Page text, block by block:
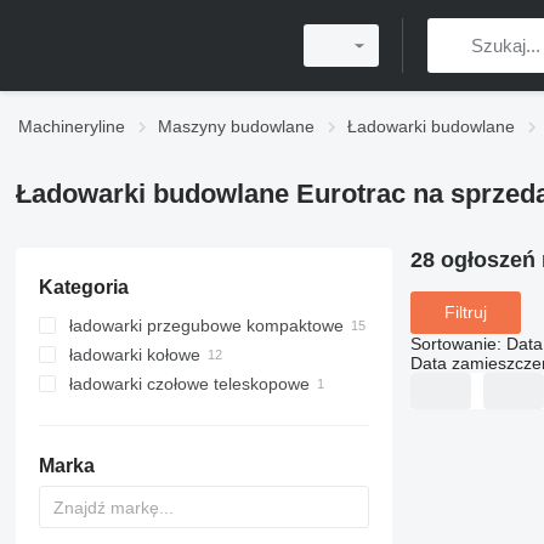
Machineryline Maszyny budowlane Ładowarki budowlane
Ładowarki budowlane Eurotrac na
Kategoria
ładowarki przegubowe kompaktowe
ładowarki kołowe
ładowarki czołowe teleskopowe
Marka
28
Filtruj
Sortowanie:
Data